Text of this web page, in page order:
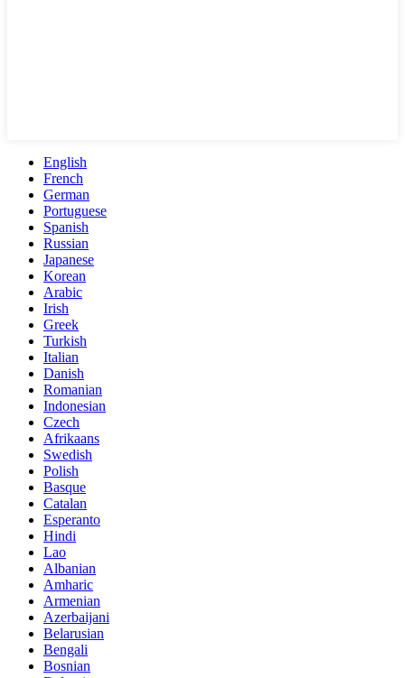
English
French
German
Portuguese
Spanish
Russian
Japanese
Korean
Arabic
Irish
Greek
Turkish
Italian
Danish
Romanian
Indonesian
Czech
Afrikaans
Swedish
Polish
Basque
Catalan
Esperanto
Hindi
Lao
Albanian
Amharic
Armenian
Azerbaijani
Belarusian
Bengali
Bosnian